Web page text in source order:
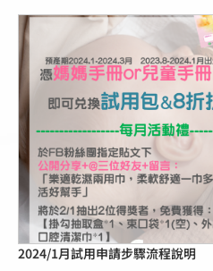
點擊
2024/1月試用申請步驟流程說明